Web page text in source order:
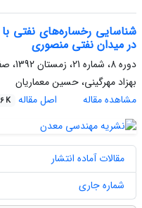
شناسایی رخساره‌های نفتی
در میدان نفتی منصوری
دوره 8، شماره 21، زمستان 1392، صفحه
بهزاد مهرگینی، حسین معماریان
مشاهده مقاله
اصل مقاله K
مقالات آماده انتشار
شماره جاری